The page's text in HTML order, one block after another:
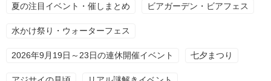
夏の注目イベント・催しまとめ ビアガーデン・ビアフェス
水かけ祭り・ウォーターフェス
2026年9月19日～23日の連休開催イベント 七夕まつり